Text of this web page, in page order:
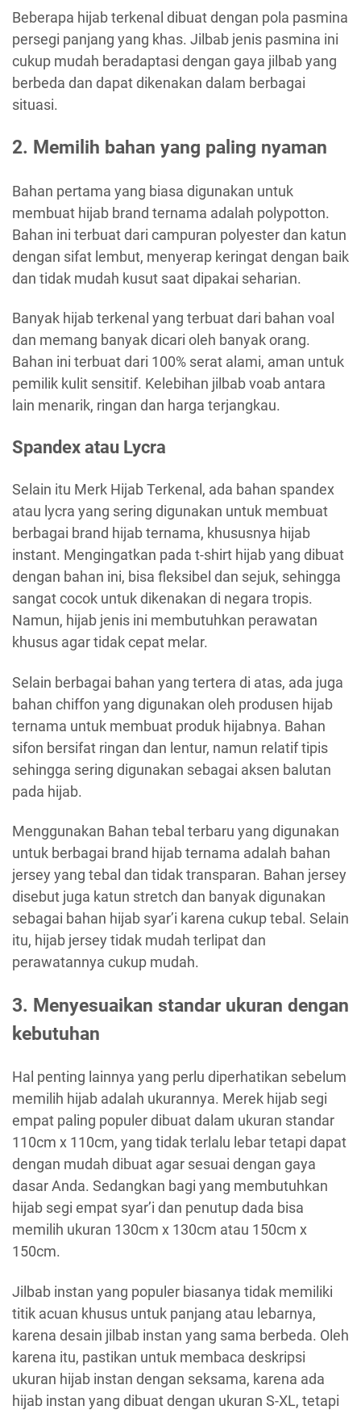
Beberapa hijab terkenal dibuat dengan pola pasmina
persegi panjang yang khas. Jilbab jenis pasmina ini
cukup mudah beradaptasi dengan gaya jilbab yang
berbeda dan dapat dikenakan dalam berbagai
situasi.
2. Memilih bahan yang paling nyaman
Bahan pertama yang biasa digunakan untuk
membuat hijab brand ternama adalah polypotton.
Bahan ini terbuat dari campuran polyester dan katun
dengan sifat lembut, menyerap keringat dengan baik
dan tidak mudah kusut saat dipakai seharian.
Banyak hijab terkenal yang terbuat dari bahan voal
dan memang banyak dicari oleh banyak orang.
Bahan ini terbuat dari 100% serat alami, aman untuk
pemilik kulit sensitif. Kelebihan jilbab voab antara
lain menarik, ringan dan harga terjangkau.
Spandex atau Lycra
Selain itu Merk Hijab Terkenal, ada bahan spandex
atau lycra yang sering digunakan untuk membuat
berbagai brand hijab ternama, khususnya hijab
instant. Mengingatkan pada t-shirt hijab yang dibuat
dengan bahan ini, bisa fleksibel dan sejuk, sehingga
sangat cocok untuk dikenakan di negara tropis.
Namun, hijab jenis ini membutuhkan perawatan
khusus agar tidak cepat melar.
Selain berbagai bahan yang tertera di atas, ada juga
bahan chiffon yang digunakan oleh produsen hijab
ternama untuk membuat produk hijabnya. Bahan
sifon bersifat ringan dan lentur, namun relatif tipis
sehingga sering digunakan sebagai aksen balutan
pada hijab.
Menggunakan Bahan tebal terbaru yang digunakan
untuk berbagai brand hijab ternama adalah bahan
jersey yang tebal dan tidak transparan. Bahan jersey
disebut juga katun stretch dan banyak digunakan
sebagai bahan hijab syar’i karena cukup tebal. Selain
itu, hijab jersey tidak mudah terlipat dan
perawatannya cukup mudah.
3. Menyesuaikan standar ukuran dengan
kebutuhan
Hal penting lainnya yang perlu diperhatikan sebelum
memilih hijab adalah ukurannya. Merek hijab segi
empat paling populer dibuat dalam ukuran standar
110cm x 110cm, yang tidak terlalu lebar tetapi dapat
dengan mudah dibuat agar sesuai dengan gaya
dasar Anda. Sedangkan bagi yang membutuhkan
hijab segi empat syar’i dan penutup dada bisa
memilih ukuran 130cm x 130cm atau 150cm x
150cm.
Jilbab instan yang populer biasanya tidak memiliki
titik acuan khusus untuk panjang atau lebarnya,
karena desain jilbab instan yang sama berbeda. Oleh
karena itu, pastikan untuk membaca deskripsi
ukuran hijab instan dengan seksama, karena ada
hijab instan yang dibuat dengan ukuran S-XL, tetapi